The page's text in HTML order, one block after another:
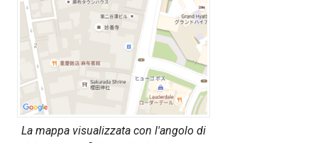
La mappa visualizzata con l'angolo di